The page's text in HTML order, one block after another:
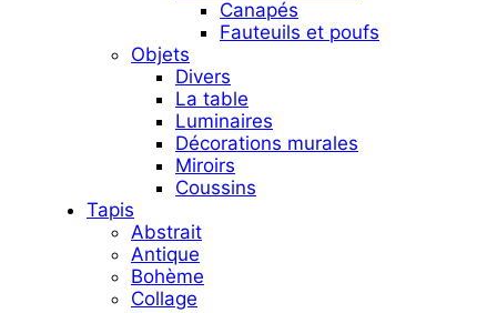
Canapés
Fauteuils et poufs
Objets
Divers
La table
Luminaires
Décorations murales
Miroirs
Coussins
Tapis
Abstrait
Antique
Bohème
Collage